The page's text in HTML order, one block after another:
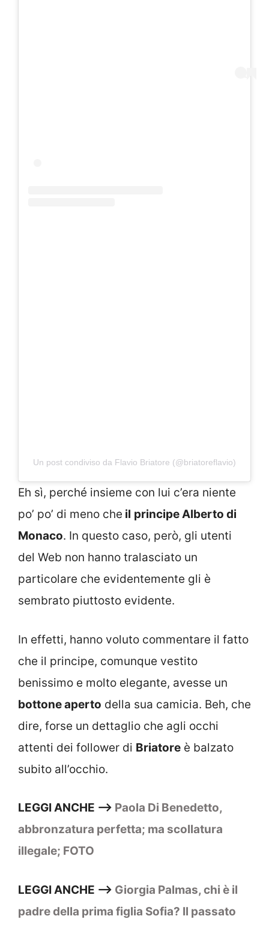
Un post condiviso da Flavio Briatore (@briatoreflavio)
Eh sì, perché insieme con lui c’era niente
po’ po’ di meno che il principe Alberto di
Monaco. In questo caso, però, gli utenti
del Web non hanno tralasciato un
particolare che evidentemente gli è
sembrato piuttosto evidente.
In effetti, hanno voluto commentare il fatto
che il principe, comunque vestito
benissimo e molto elegante, avesse un
bottone aperto della sua camicia. Beh, che
dire, forse un dettaglio che agli occhi
attenti dei follower di Briatore è balzato
subito all’occhio.
LEGGI ANCHE –> Paola Di Benedetto,
abbronzatura perfetta; ma scollatura
illegale; FOTO
LEGGI ANCHE –> Giorgia Palmas, chi è il
padre della prima figlia Sofia? Il passato